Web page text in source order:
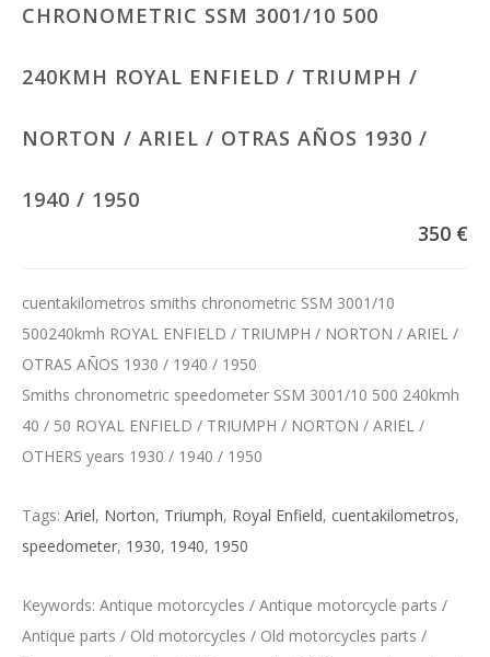
CHRONOMETRIC SSM 3001/10 500
240KMH ROYAL ENFIELD / TRIUMPH /
NORTON / ARIEL / OTRAS AÑOS 1930 /
1940 / 1950
350 €
cuentakilometros smiths chronometric SSM 3001/10
500240kmh ROYAL ENFIELD / TRIUMPH / NORTON / ARIEL /
OTRAS AÑOS 1930 / 1940 / 1950
Smiths chronometric speedometer SSM 3001/10 500 240kmh
40 / 50 ROYAL ENFIELD / TRIUMPH / NORTON / ARIEL /
OTHERS years 1930 / 1940 / 1950
Tags: Ariel, Norton, Triumph, Royal Enfield, cuentakilometros,
speedometer, 1930, 1940, 1950
Keywords: Antique motorcycles / Antique motorcycle parts /
Antique parts / Old motorcycles / Old motorcycles parts /